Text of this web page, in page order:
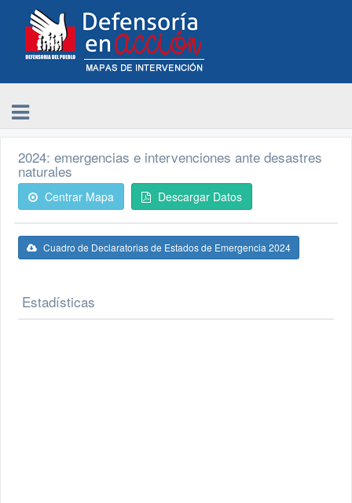
2024: emergencias e intervenciones ante desastres
naturales
Centrar Mapa Descargar Datos
Cuadro de Declaratorias de Estados de Emergencia 2024
Estadísticas